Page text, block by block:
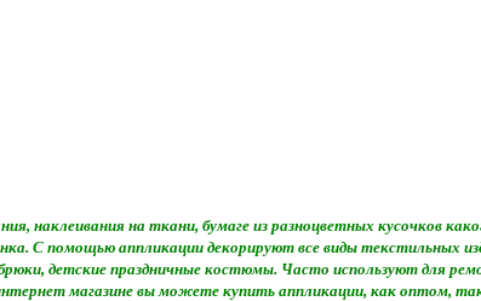
наклеивания на ткани, бумаге из разноцветных кусочков
С помощью аппликации декорируют все виды
детские праздничные костюмы. Часто используют для
магазине вы можете купить аппликации, как оптом, так